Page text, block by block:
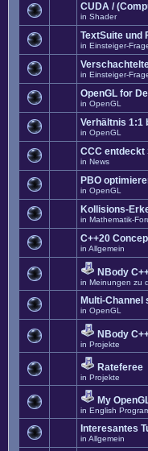
CUDA /
in Shader
TextSuite und
in Einsteiger-
in Einsteiger-
OpenGL for
in OpenGL
Verhältnis 1:1
in OpenGL
CCC entdeckt
in News
PBO
in OpenGL
Kollisions-
in Mathematik-
C++20
in Allgemein
NBody
in Meinungen zu
Multi-
in OpenGL
NBody
in Projekte
Rateferee
in Projekte
My
in English
Interesantes
in Allgemein